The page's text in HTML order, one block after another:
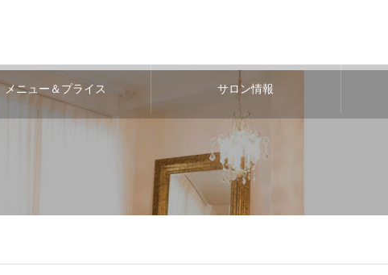
メニュー＆プライス サロン情報